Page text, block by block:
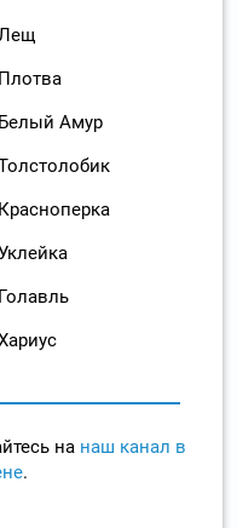
Плотва
Белый Амур
Красноперка
Голавль
на наш канал в
.